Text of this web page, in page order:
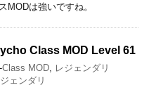
MODは強いですね。
Class MOD Level 61
-Class MOD
レジェンダリ
ェンダリ